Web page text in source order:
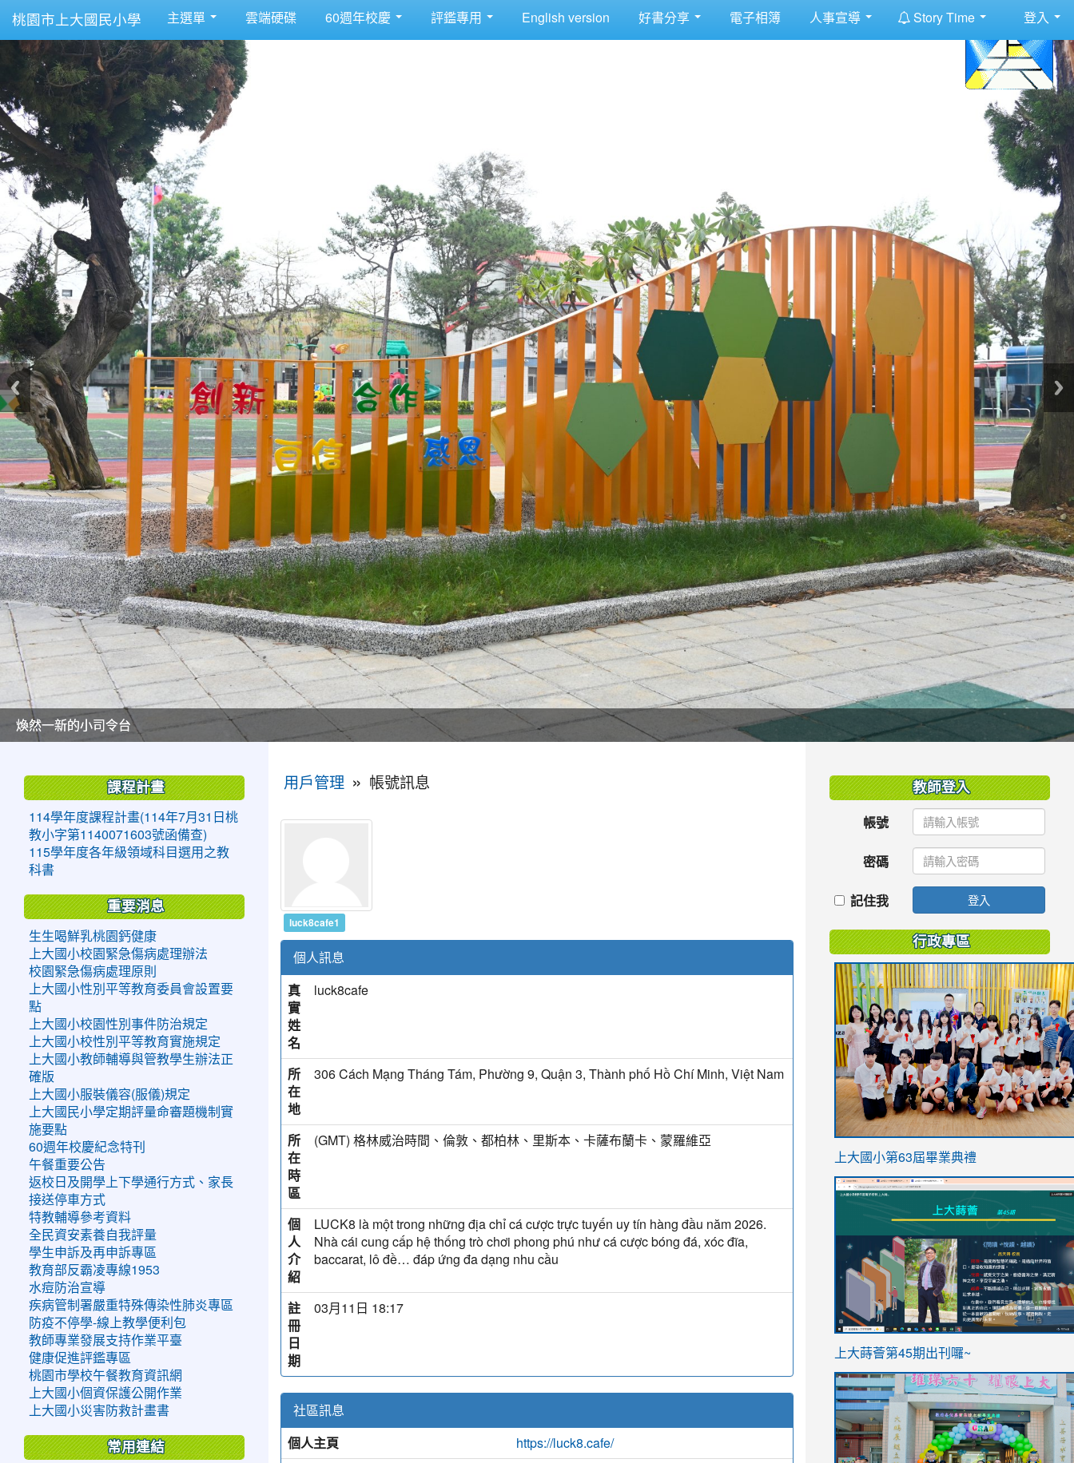
桃園市上大國民小學 主選單 雲端硬碟 60週年校慶 評鑑專用 English version 好書分享 電子相簿 人事宣導 Story Time 登入
美麗的操場是我們活力的來源
美麗的操場是我們活力的來源
煥然一新的小司令台
煥然一新的小司令台
富含桃園埤塘田園風光意象的中廊
富含桃園埤塘田園風光意象的中廊
嶄新的中庭廣場
嶄新的中庭廣場
水生池生生不息
水生池生生不息
用戶管理 » 帳號訊息
luck8cafe1
個人訊息
真
實
姓
名
luck8cafe
所
在
地
306 Cách Mạng Tháng Tám, Phường 9, Quận 3, Thành phố Hồ Chí Minh, Việt Nam
所
在
時
區
(GMT) 格林威治時間、倫敦、都柏林、里斯本、卡薩布蘭卡、蒙羅維亞
個
人
介
紹
LUCK8 là một trong những địa chỉ cá cược trực tuyến uy tín hàng đầu năm 2026.
Nhà cái cung cấp hệ thống trò chơi phong phú như cá cược bóng đá, xóc đĩa,
baccarat, lô đề… đáp ứng đa dạng nhu cầu
註
冊
日
期
03月11日 18:17
社區訊息
個人主頁
https://luck8.cafe/
課程計畫
114學年度課程計畫(114年7月31日桃
教小字第1140071603號函備查)
115學年度各年級領域科目選用之教
科書
重要消息
生生喝鮮乳桃園鈣健康
上大國小校園緊急傷病處理辦法
校園緊急傷病處理原則
上大國小性別平等教育委員會設置要
點
上大國小校園性別事件防治規定
上大國小校性別平等教育實施規定
上大國小教師輔導與管教學生辦法正
確版
上大國小服裝儀容(服儀)規定
上大國民小學定期評量命審題機制實
施要點
60週年校慶紀念特刊
午餐重要公告
返校日及開學上下學通行方式、家長
接送停車方式
特教輔導參考資料
全民資安素養自我評量
學生申訴及再申訴專區
教育部反霸凌專線1953
水痘防治宣導
疾病管制署嚴重特殊傳染性肺炎專區
防疫不停學-線上教學便利包
教師專業發展支持作業平臺
健康促進評鑑專區
桃園市學校午餐教育資訊網
上大國小個資保護公開作業
上大國小災害防救計畫書
常用連結
教師登入
帳號
密碼
記住我 登入
行政專區
link
https://sites.google.com/stes.tyc.edu.tw/
上大國小第63屆畢業典禮
link
ink
https://sites.google.com/stes.tyc.edu.tw/
link
https://sites.google.com/stes.tyc.edu.tw/
上大蒔薈第45期出刊囉~